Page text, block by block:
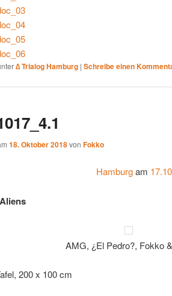
∆ Trialog Hamburg | Schreibe einen
18. Oktober 2018von Fokko
Hamburgam
AMG, ¿El Pedro?, Fokko
200 x 100 cm